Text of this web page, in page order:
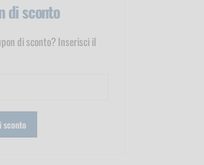
di sconto
di sconto? Inserisci il